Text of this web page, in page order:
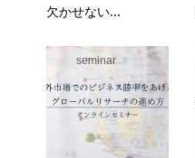
欠かせない...
seminar